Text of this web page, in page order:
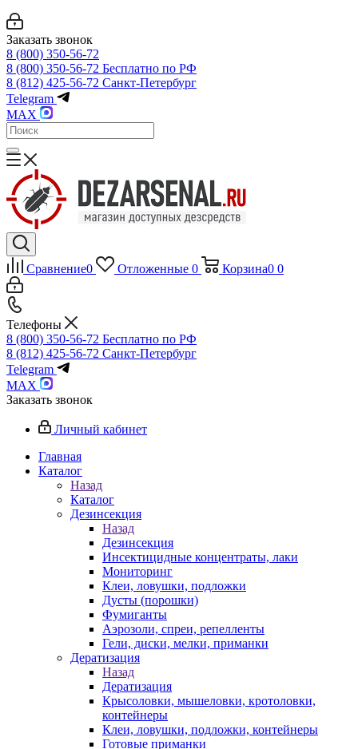
Заказать звонок
8 (800) 350-56-72
8 (800) 350-56-72 Бесплатно по РФ
8 (812) 425-56-72 Санкт-Петербург
Telegram
MAX
Сравнение0 Отложенные 0 Корзина0 0
Телефоны
8 (800) 350-56-72 Бесплатно по РФ
8 (812) 425-56-72 Санкт-Петербург
Telegram
MAX
Заказать звонок
Личный кабинет
Главная
Каталог
Назад
Каталог
Дезинсекция
Назад
Дезинсекция
Инсектицидные концентраты, лаки
Мониторинг
Клеи, ловушки, подложки
Дусты (порошки)
Фумиганты
Аэрозоли, спреи, репелленты
Гели, диски, мелки, приманки
Дератизация
Назад
Дератизация
Крысоловки, мышеловки, кротоловки,
контейнеры
Клеи, ловушки, подложки, контейнеры
Готовые приманки